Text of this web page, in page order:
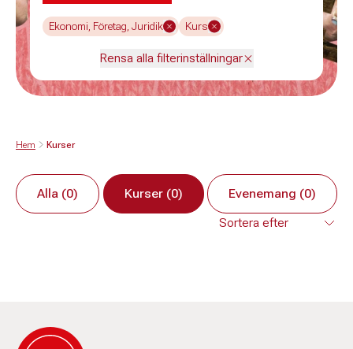
Ekonomi, Företag, Juridik Kurs
Rensa alla filterinställningar
Hem Kurser
Alla (0) Kurser (0) Evenemang (0)